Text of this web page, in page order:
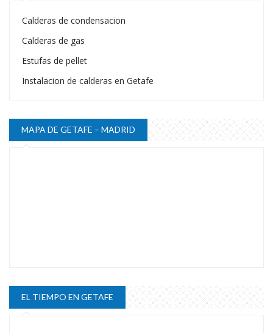
Calderas de condensacion
Calderas de gas
Estufas de pellet
Instalacion de calderas en Getafe
MAPA DE GETAFE – MADRID
EL TIEMPO EN GETAFE